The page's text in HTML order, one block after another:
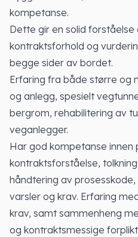
kompetanse.
Dette gir en solid
kontraktsforhold og
begge sider av bordet.
Erfaring fra både større og
og anlegg, spesielt
bergrom, rehabilitering av
veganlegger.
Har god kompetanse
kontraktsforståelse,
håndtering av
varsler og krav. Erfaring
krav, samt sammenheng
og kontraktsmessige